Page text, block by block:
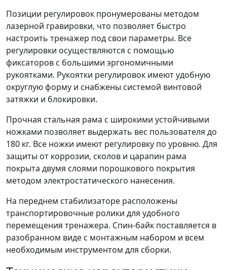
Позиции регулировок пронумерованы методом
лазерной гравировки, что позволяет быстро
настроить тренажер под свои параметры. Все
регулировки осуществляются с помощью
фиксаторов с большими эргономичными
рукоятками. Рукоятки регулировок имеют удобную
округлую форму и снабжены системой винтовой
затяжки и блокировки.
Прочная стальная рама с широкими устойчивыми
ножками позволяет выдержать вес пользователя до
180 кг. Все ножки имеют регулировку по уровню. Для
защиты от коррозии, сколов и царапин рама
покрыта двумя слоями порошкового покрытия
методом электростатического нанесения.
На переднем стабилизаторе расположены
транспортировочные ролики для удобного
перемещения тренажера. Спин-байк поставляется в
разобранном виде с монтажным набором и всем
необходимым инструментом для сборки.